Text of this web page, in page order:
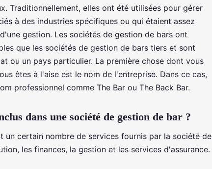
Traditionnellement, elles ont été utilisées pour gérer
à des industries spécifiques ou qui étaient assez
gestion. Les sociétés de gestion de bars ont
que les sociétés de gestion de bars tiers et sont
ou un pays particulier. La première chose dont vous
êtes à l'aise est le nom de l'entreprise. Dans ce cas,
professionnel comme The Bar ou The Back Bar.
dans une société de gestion de bar ?
un certain nombre de services fournis par la société de
les finances, la gestion et les services d'assurance.